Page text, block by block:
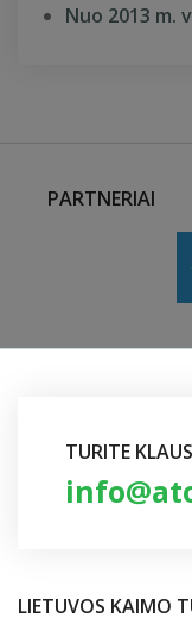
Nuo 2013
PARTNERIAI
TURITE
LIETUVOS KAIMO